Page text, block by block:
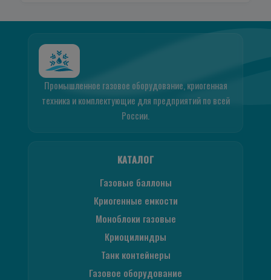
Промышленное газовое оборудование, криогенная
техника и комплектующие для предприятий по всей
России.
КАТАЛОГ
Газовые баллоны
Криогенные емкости
Моноблоки газовые
Криоцилиндры
Танк контейнеры
Газовое оборудование